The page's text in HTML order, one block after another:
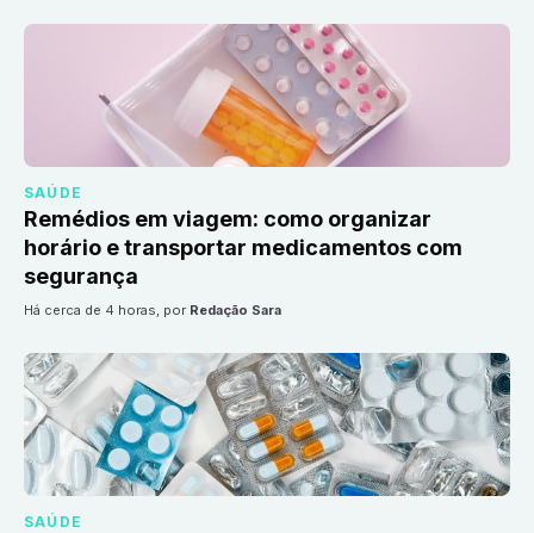
SAÚDE
Remédios em viagem: como organizar
horário e transportar medicamentos com
segurança
há cerca de 4 horas, por Redação Sara
SAÚDE